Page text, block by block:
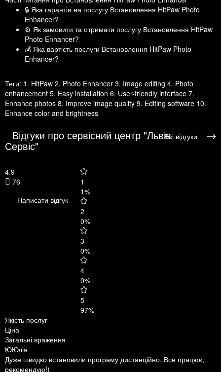
🔒 Яка гарантія на послугу Встановлення HitPaw Photo
Enhancer?
⚙️ Як замовити та отримати послугу Встановлення HitPaw
Photo Enhancer?
💰 Яка вартість послуги Встановлення HitPaw Photo
Enhancer?
Теги: 1. HitPaw 2. Photo Enhancer 3. Image editing 4. Photo
enhancement 5. Easy installation 6. User-friendly interface 7.
Enhance photos 8. Improve image quality 9. Editing software 10.
Enhance color and brightness
Відгуки про сервісний центр "Львів
Сервіс"
Всі відгуки
4.9
76
Написати відгук
1
1%
2
0%
3
0%
4
0%
5
97%
Якість послуг
Ціна
Загальні враження
ЮЮлія
Дуже швидко встановили програму дистанційно. Все працює,
рекомендую!)